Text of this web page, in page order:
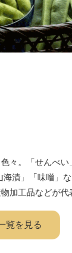
々。「せんべい
漬」「味噌」
加工品などが代
覧を見る